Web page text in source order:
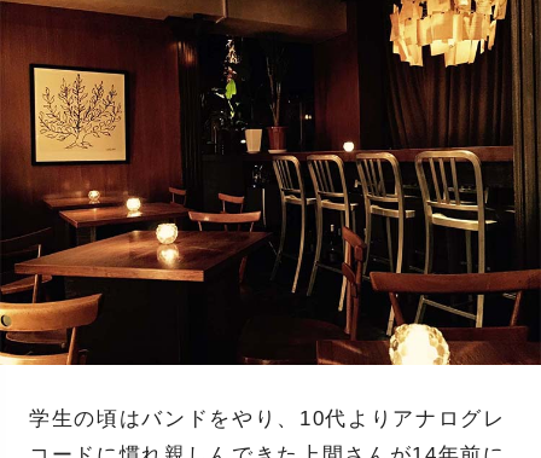
学生の頃はバンドをやり、10代よりアナログレ